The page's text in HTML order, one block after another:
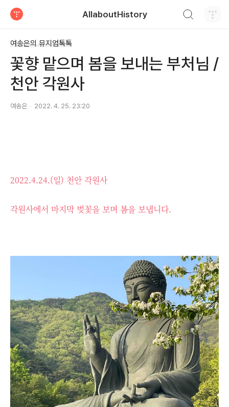
AllaboutHistory
여송은의 뮤지엄톡톡
꽃향 맡으며 봄을 보내는 부처님 /
천안 각원사
여송은 2022. 4. 25. 23:20
2022.4.24.(일) 천안 각원사
각원사에서 마지막 벚꽃을 보며 봄을 보냅니다.